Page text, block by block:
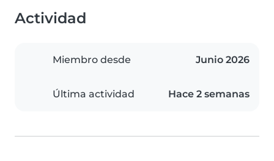
Actividad
Miembro desde Junio 2026
Última actividad Hace 2 semanas